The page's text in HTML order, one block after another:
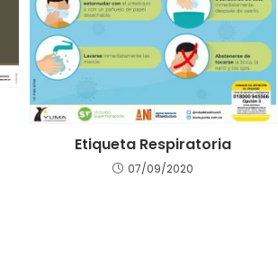
Etiqueta Respiratoria
07/09/2020